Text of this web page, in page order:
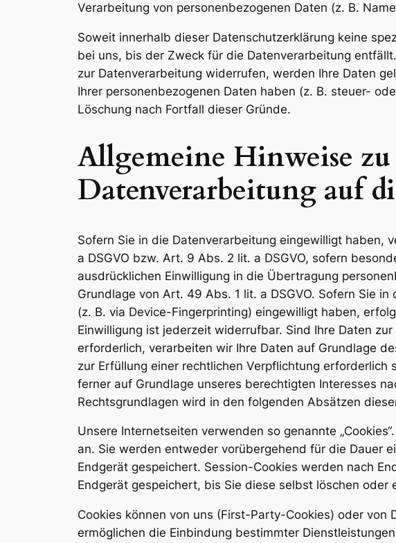
Verarbeitung von personenbezogenen Daten (z. B.
Soweit innerhalb dieser Datenschutzerklärung keine
bei uns, bis der Zweck für die Datenverarbeitung
zur Datenverarbeitung widerrufen, werden Ihre Daten
Ihrer personenbezogenen Daten haben (z. B. steuer-
Löschung nach Fortfall dieser Gründe.
Allgemeine Hinweise
Datenverarbeitung auf
Sofern Sie in die Datenverarbeitung eingewilligt haben,
a DSGVO bzw. Art. 9 Abs. 2 lit. a DSGVO, sofern
ausdrücklichen Einwilligung in die Übertragung
Grundlage von Art. 49 Abs. 1 lit. a DSGVO. Sofern Sie
(z. B. via Device-Fingerprinting) eingewilligt haben,
Einwilligung ist jederzeit widerrufbar. Sind Ihre Daten
erforderlich, verarbeiten wir Ihre Daten auf Grundlage
zur Erfüllung einer rechtlichen Verpflichtung erforderlich
ferner auf Grundlage unseres berechtigten Interesses
Rechtsgrundlagen wird in den folgenden Absätzen
Unsere Internetseiten verwenden so genannte
an. Sie werden entweder vorübergehend für die Dauer
Endgerät gespeichert. Session-Cookies werden nach
Endgerät gespeichert, bis Sie diese selbst löschen
Cookies können von uns (First-Party-Cookies) oder
ermöglichen die Einbindung bestimmter